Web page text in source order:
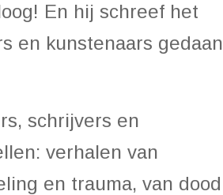
En hij schreef het
en kunstenaars gedaan
schrijvers en
verhalen van
en trauma, van dood